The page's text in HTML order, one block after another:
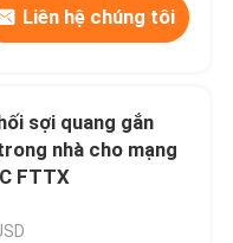
Liên hệ chúng tôi
sợi quang gắn
nhà cho mạng
FTTX